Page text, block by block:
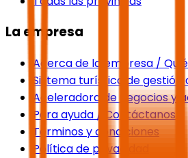
La empresa
Acerca de la empresa /
Sistema turístico de gestión
Aceleradora de negocios y
Para ayuda / Contáctanos
Términos y condiciones
Política de privacidad